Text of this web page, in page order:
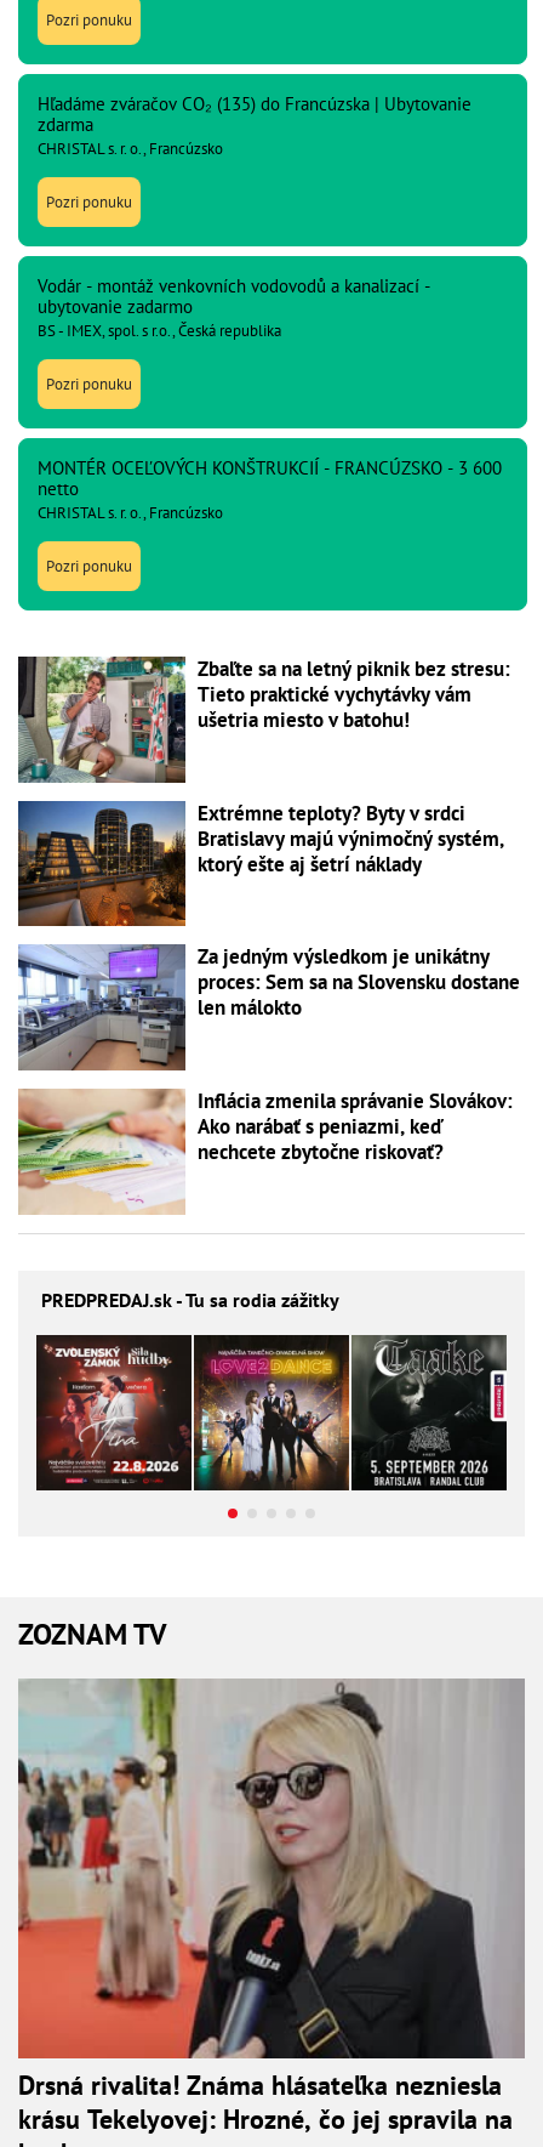
Pozri ponuku
Hľadáme zváračov CO₂ (135) do Francúzska | Ubytovanie
zdarma
CHRISTAL s. r. o., Francúzsko
Pozri ponuku
Vodár - montáž venkovních vodovodů a kanalizací -
ubytovanie zadarmo
BS - IMEX, spol. s r.o., Česká republika
Pozri ponuku
MONTÉR OCEĽOVÝCH KONŠTRUKCIÍ - FRANCÚZSKO - 3 600
netto
CHRISTAL s. r. o., Francúzsko
Pozri ponuku
Zbaľte sa na letný piknik bez stresu:
Tieto praktické vychytávky vám
ušetria miesto v batohu!
Extrémne teploty? Byty v srdci
Bratislavy majú výnimočný systém,
ktorý ešte aj šetrí náklady
Za jedným výsledkom je unikátny
proces: Sem sa na Slovensku dostane
len málokto
Inflácia zmenila správanie Slovákov:
Ako narábať s peniazmi, keď
nechcete zbytočne riskovať?
PREDPREDAJ.sk - Tu sa rodia zážitky
ZOZNAM TV
Drsná rivalita! Známa hlásateľka nezniesla
krásu Tekelyovej: Hrozné, čo jej spravila na